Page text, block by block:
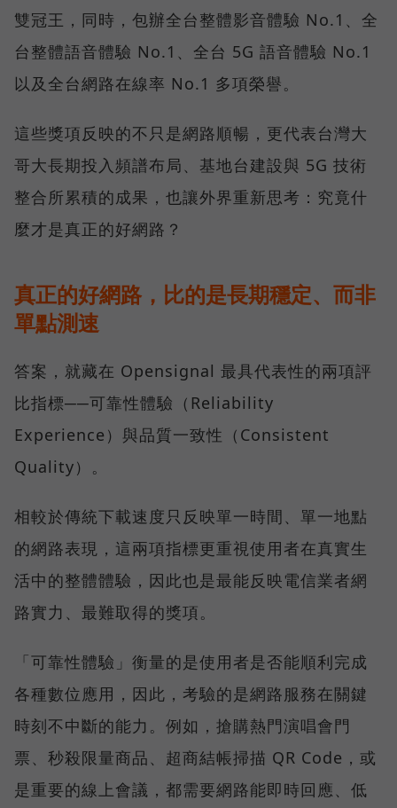
雙冠王，同時，包辦全台整體影音體驗 No.1、全
台整體語音體驗 No.1、全台 5G 語音體驗 No.1
以及全台網路在線率 No.1 多項榮譽。
這些獎項反映的不只是網路順暢，更代表台灣大
哥大長期投入頻譜布局、基地台建設與 5G 技術
整合所累積的成果，也讓外界重新思考：究竟什
麼才是真正的好網路？
真正的好網路，比的是長期穩定、而非
單點測速
答案，就藏在 Opensignal 最具代表性的兩項評
比指標──可靠性體驗（Reliability
Experience）與品質一致性（Consistent
Quality）。
相較於傳統下載速度只反映單一時間、單一地點
的網路表現，這兩項指標更重視使用者在真實生
活中的整體體驗，因此也是最能反映電信業者網
路實力、最難取得的獎項。
「可靠性體驗」衡量的是使用者是否能順利完成
各種數位應用，因此，考驗的是網路服務在關鍵
時刻不中斷的能力。例如，搶購熱門演唱會門
票、秒殺限量商品、超商結帳掃描 QR Code，或
是重要的線上會議，都需要網路能即時回應、低